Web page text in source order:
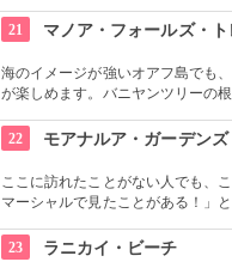
り、ラテアートを楽しめるコーヒ
間にほっと一息つける場所です。
21 マノア・フォールズ・
海のイメージが強いオアフ島でも
が楽しめます。バニヤンツリーの
どころから聞こえる鳥の声。ハワ
ので、ガイドツアーを申し込んで
22 モアナルア・ガーデンズ
ここに訪れたことがない人でも、
マーシャルで見たことがある！」
樹』がここにあります。実物を見
23 ラニカイ・ビーチ